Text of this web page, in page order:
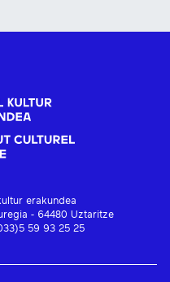
erakundea
- 64480 Uztaritze
59 93 25 25